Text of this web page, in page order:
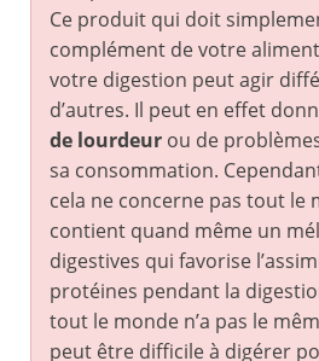
Ce produit qui doit
complément de votre
votre digestion peut agir
d’autres. Il peut en effet
de lourdeur ou de
sa consommation.
cela ne concerne pas tout le
contient quand même un
digestives qui favorise
protéines pendant la
tout le monde n’a pas le
peut être difficile à digérer